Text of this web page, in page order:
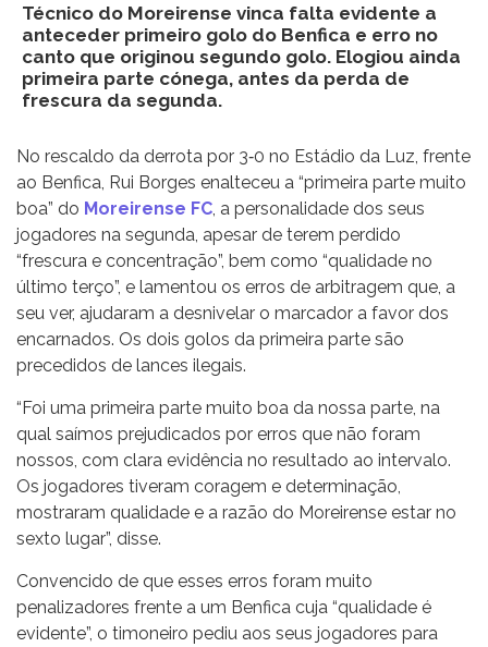
Técnico do Moreirense vinca falta evidente a
anteceder primeiro golo do Benfica e erro no
canto que originou segundo golo. Elogiou ainda
primeira parte cónega, antes da perda de
frescura da segunda.
No rescaldo da derrota por 3‐0 no Estádio da Luz, frente
ao Benfica, Rui Borges enalteceu a “primeira parte muito
boa” do Moreirense FC , a personalidade dos seus
jogadores na segunda, apesar de terem perdido
“frescura e concentração”, bem como “qualidade no
último terço”, e lamentou os erros de arbitragem que, a
seu ver, ajudaram a desnivelar o marcador a favor dos
encarnados. Os dois golos da primeira parte são
precedidos de lances ilegais.
“Foi uma primeira parte muito boa da nossa parte, na
qual saímos prejudicados por erros que não foram
nossos, com clara evidência no resultado ao intervalo.
Os jogadores tiveram coragem e determinação,
mostraram qualidade e a razão do Moreirense estar no
sexto lugar”, disse.
Convencido de que esses erros foram muito
penalizadores frente a um Benfica cuja “qualidade é
evidente”, o timoneiro pediu aos seus jogadores para